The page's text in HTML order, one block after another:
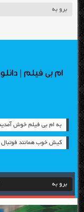
ام بی فیلم |
به ام بی فیلم خوش آمدید -
کیش خوب همانند